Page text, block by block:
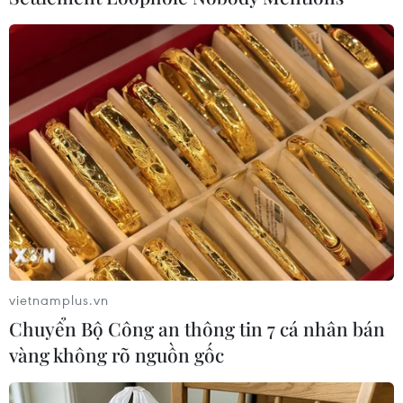
#Miền Trung
#Vắcxin
#Tiêm phòng
vietnamplus.vn
Chuyển Bộ Công an thông tin 7 cá nhân bán
vàng không rõ nguồn gốc